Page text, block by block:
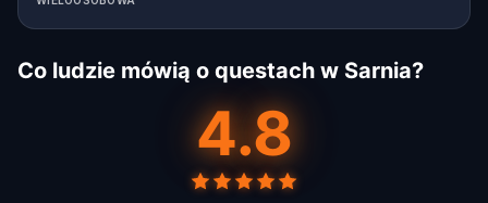
Co ludzie mówią o questach w Sarnia?
4.8